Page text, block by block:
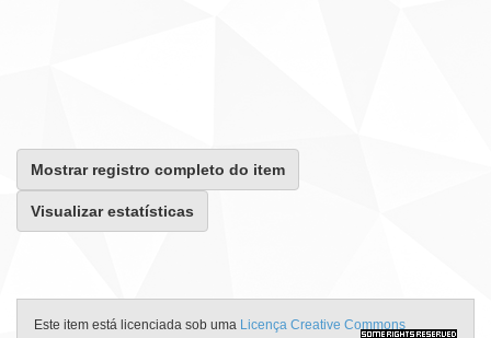
Mostrar registro completo do item
Visualizar estatísticas
Este item está licenciada sob uma Licença Creative Commons